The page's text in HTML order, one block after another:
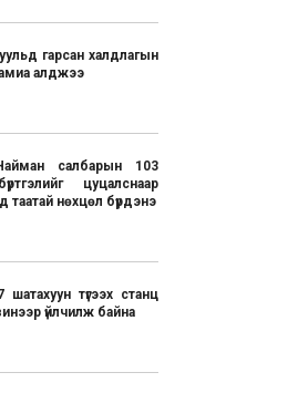
гарсан халдлагын
амиа алджээ
Найман салбарын 103
цуцалснаар
таатай нөхцөл бүрдэнэ
түгээх станц
үйлчилж байна